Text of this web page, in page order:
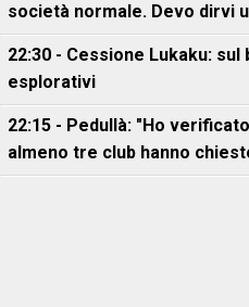
società normale. Devo dirvi
22:30 - Cessione Lukaku:
esplorativi
22:15 - Pedullà: "Ho
almeno tre club hanno